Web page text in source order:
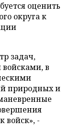
оценить
округа к
задач,
в
природных и
войск», -